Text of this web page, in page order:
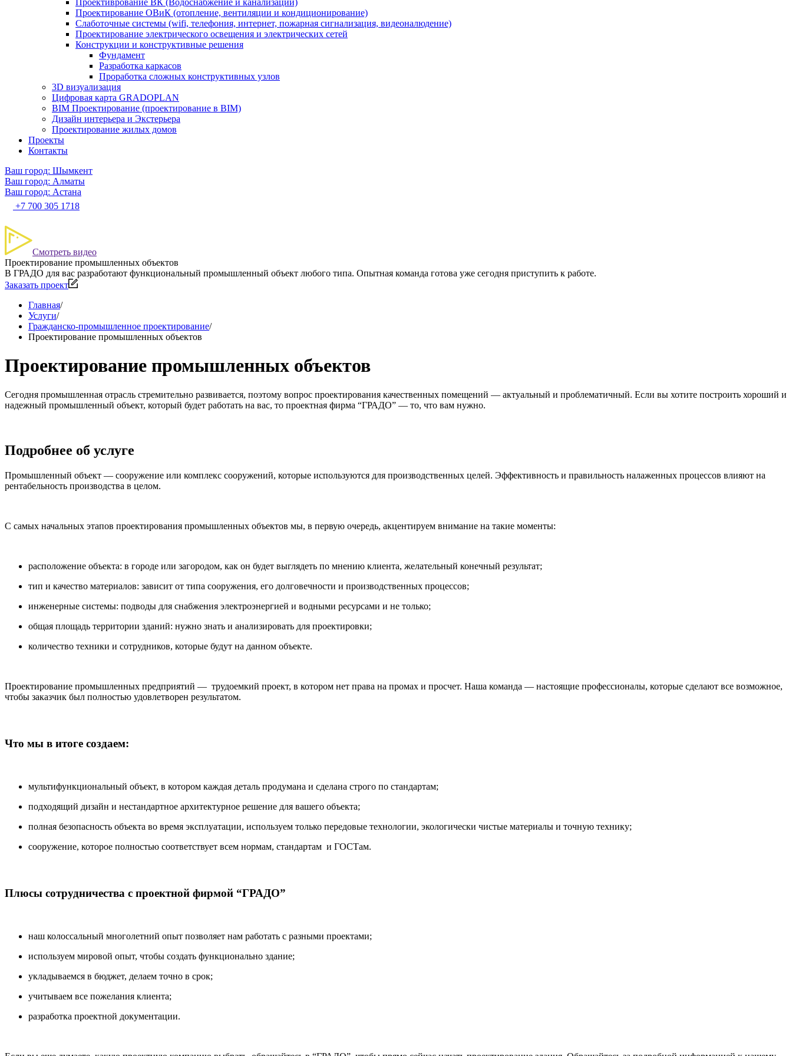
Проективрование ВК (Водоснабжение и канализации)
Проектирование ОВиК (отопление, вентиляции и кондиционирование)
Слаботочные системы (wifi, телефония, интернет, пожарная сигнализация, видеоналюдение)
Проектирование электрического освещения и электрических сетей
Конструкции и конструктивные решения
Фундамент
Разработка каркасов
Проработка сложных конструктивных узлов
3D визуализация
Цифровая карта GRADOPLAN
BIM Проектирование (проектирование в BIM)
Дизайн интерьера и Экстерьера
Проектирование жилых домов
Проекты
Контакты
Ваш город: Шымкент
Ваш город: Алматы
Ваш город: Астана
+7 700 305 1718
Смотреть видео
Проектирование промышленных объектов
В ГРАДО для вас разработают функциональный промышленный объект любого типа. Опытная команда готова уже сегодня приступить к работе.
Заказать проект
Главная/
Услуги/
Гражданско-промышленное проектирование/
Проектирование промышленных объектов
Проектирование промышленных объектов
Сегодня промышленная отрасль стремительно развивается, поэтому вопрос проектирования качественных помещений — актуальный и проблематичный. Если вы хотите построить хороший и
надежный промышленный объект, который будет работать на вас, то проектная фирма “ГРАДО” — то, что вам нужно.
Подробнее об услуге
Промышленный объект — сооружение или комплекс сооружений, которые используются для производственных целей. Эффективность и правильность налаженных процессов влияют на
рентабельность производства в целом.
С самых начальных этапов проектирования промышленных объектов мы, в первую очередь, акцентируем внимание на такие моменты:
расположение объекта: в городе или загородом, как он будет выглядеть по мнению клиента, желательный конечный результат;
тип и качество материалов: зависит от типа сооружения, его долговечности и производственных процессов;
инженерные системы: подводы для снабжения электроэнергией и водными ресурсами и не только;
общая площадь территории зданий: нужно знать и анализировать для проектировки;
количество техники и сотрудников, которые будут на данном объекте.
Проектирование промышленных предприятий — трудоемкий проект, в котором нет права на промах и просчет. Наша команда — настоящие профессионалы, которые сделают все возможное,
чтобы заказчик был полностью удовлетворен результатом.
Что мы в итоге создаем:
мультифункциональный объект, в котором каждая деталь продумана и сделана строго по стандартам;
подходящий дизайн и нестандартное архитектурное решение для вашего объекта;
полная безопасность объекта во время эксплуатации, используем только передовые технологии, экологически чистые материалы и точную технику;
сооружение, которое полностью соответствует всем нормам, стандартам и ГОСТам.
Плюсы сотрудничества с проектной фирмой “ГРАДО”
наш колоссальный многолетний опыт позволяет нам работать с разными проектами;
используем мировой опыт, чтобы создать функционально здание;
укладываемся в бюджет, делаем точно в срок;
учитываем все пожелания клиента;
разработка проектной документации.